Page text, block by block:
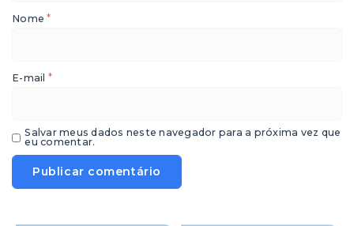
Nome*
E-mail *
Salvar meus dados neste navegador para a próxima vez que
eu comentar.